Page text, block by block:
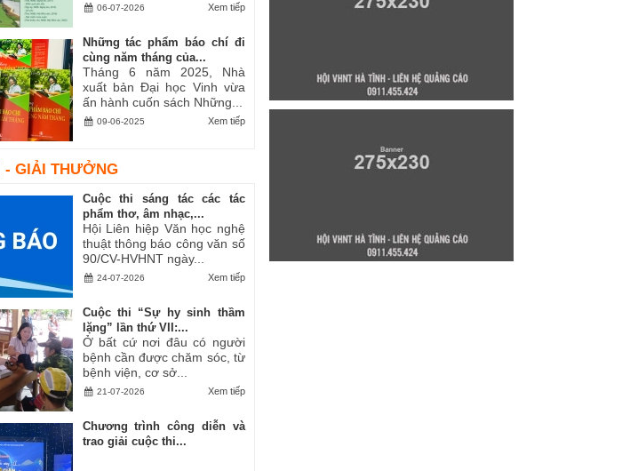
Xem tiếp
06-07-2026
Những tác phẩm báo chí đi
cùng năm tháng của...
Tháng 6 năm 2025, Nhà
xuất bản Đại học Vinh vừa
ấn hành cuốn sách Những...
Xem tiếp
09-06-2025
- GIẢI THƯỞNG
Cuộc thi sáng tác các tác
phẩm thơ, âm nhạc,...
Hội Liên hiệp Văn học nghệ
thuật thông báo công văn số
90/CV-HVHNT ngày...
Xem tiếp
24-07-2026
Cuộc thi “Sự hy sinh thầm
lặng” lần thứ VII:...
Ở bất cứ nơi đâu có người
bệnh cần được chăm sóc, từ
bệnh viện, cơ sở...
Xem tiếp
21-07-2026
Chương trình công diễn và
trao giải cuộc thi...